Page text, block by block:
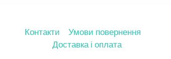
Контакти
Умови повернення
Доставка і оплата